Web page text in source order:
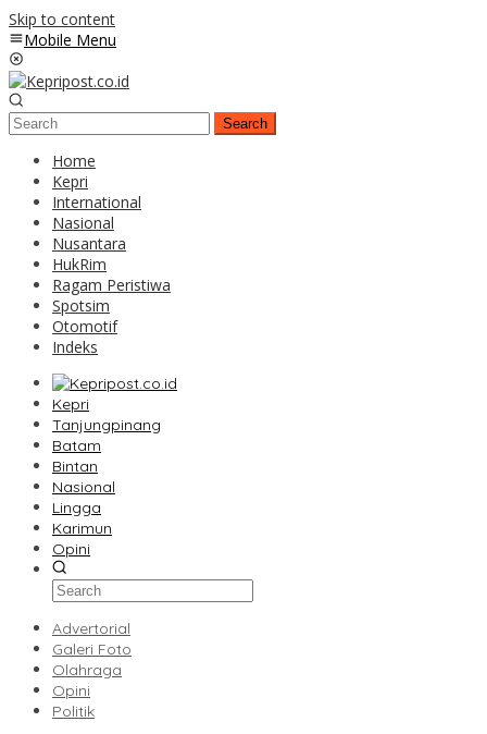
Skip to content
Mobile Menu
Search
Home
Kepri
International
Nasional
Nusantara
HukRim
Ragam Peristiwa
Spotsim
Otomotif
Indeks
Kepri
Tanjungpinang
Batam
Bintan
Nasional
Lingga
Karimun
Opini
Advertorial
Galeri Foto
Olahraga
Opini
Politik